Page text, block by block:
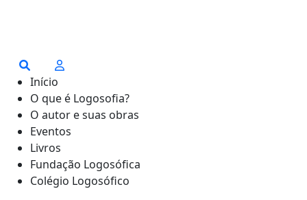
Início
O que é Logosofia?
O autor e suas obras
Eventos
Livros
Fundação Logosófica
Colégio Logosófico